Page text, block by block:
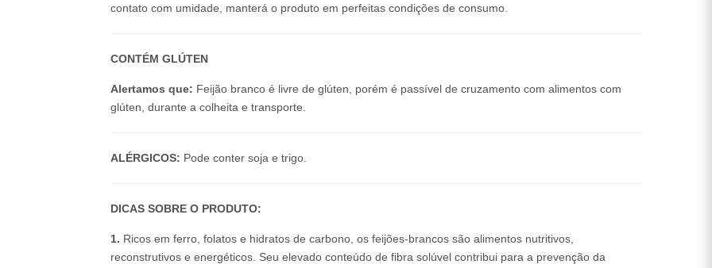
contato com umidade, manterá o produto em perfeitas condições de consumo.
CONTÉM GLÚTEN
Alertamos que: Feijão branco é livre de glúten, porém é passível de cruzamento com alimentos com
glúten, durante a colheita e transporte.
ALÉRGICOS: Pode conter soja e trigo.
DICAS SOBRE O PRODUTO:
1. Ricos em ferro, folatos e hidratos de carbono, os feijões-brancos são alimentos nutritivos,
reconstrutivos e energéticos. Seu elevado conteúdo de fibra solúvel contribui para a prevenção da